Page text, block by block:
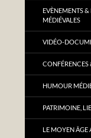
EVÈNEMENTS &
MÉDIÉVALES
VIDÉO-
CONFÉRENCES
HUMOUR
PATRIMOINE,
LE MOYEN ÂGE